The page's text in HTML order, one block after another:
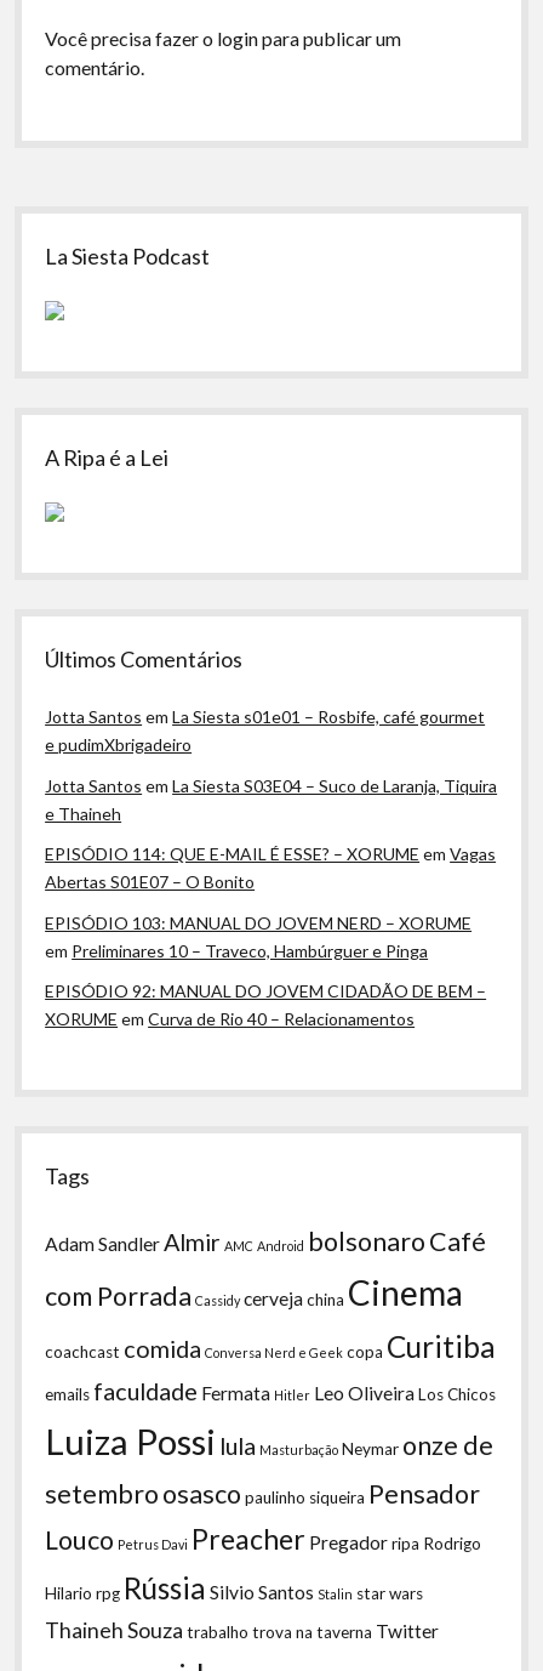
Você precisa fazer o loginpara publicar um
comentário.
Sidebar
La Siesta Podcast
A Ripa é a Lei
Últimos Comentários
Jotta Santos emLa Siesta s01e01 – Rosbife, café gourmet
e pudimXbrigadeiro
Jotta Santos emLa Siesta S03E04 – Suco de Laranja, Tiquira
e Thaineh
EPISÓDIO 114: QUE E-MAIL É ESSE? – XORUME emVagas
Abertas S01E07 – O Bonito
EPISÓDIO 103: MANUAL DO JOVEM NERD – XORUME
em Preliminares 10 – Traveco, Hambúrguer e Pinga
EPISÓDIO 92: MANUAL DO JOVEM CIDADÃO DE BEM –
XORUME emCurva de Rio 40 – Relacionamentos
Tags
Adam Sandler Almir AMC Android bolsonaroCafé
com Porrada Cassidy cervejachina Cinema
coachcast comida Conversa Nerd e Geek copa Curitiba
emails faculdade Fermata Hitler Leo OliveiraLos Chicos
Luiza Possi lula Masturbação Neymar onze de
setembroosasco paulinho siqueira Pensador
Louco Petrus Davi Preacher Pregadorripa Rodrigo
Hilario rpg Rússia Silvio Santos Stalin star wars
Thaineh Souza trabalho trova na taverna Twitter